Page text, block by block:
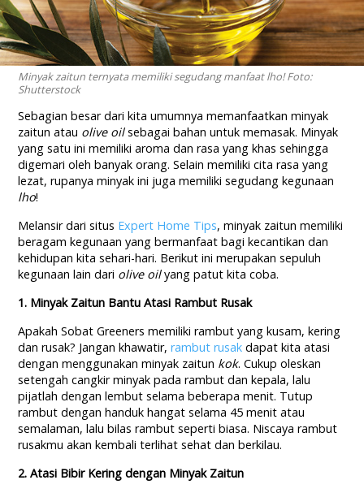
Minyak zaitun ternyata memiliki segudang manfaat lho! Foto:
Shutterstock
Sebagian besar dari kita umumnya memanfaatkan minyak
zaitun atau olive oilsebagai bahan untuk memasak. Minyak
yang satu ini memiliki aroma dan rasa yang khas sehingga
digemari oleh banyak orang. Selain memiliki cita rasa yang
lezat, rupanya minyak ini juga memiliki segudang kegunaan
lho!
Melansir dari situs Expert Home Tips, minyak zaitun memiliki
beragam kegunaan yang bermanfaat bagi kecantikan dan
kehidupan kita sehari-hari. Berikut ini merupakan sepuluh
kegunaan lain dari olive oilyang patut kita coba.
1. Minyak Zaitun Bantu Atasi Rambut Rusak
Apakah Sobat Greeners memiliki rambut yang kusam, kering
dan rusak? Jangan khawatir,rambut rusak dapat kita atasi
dengan menggunakan minyak zaitun kok. Cukup oleskan
setengah cangkir minyak pada rambut dan kepala, lalu
pijatlah dengan lembut selama beberapa menit. Tutup
rambut dengan handuk hangat selama 45 menit atau
semalaman, lalu bilas rambut seperti biasa. Niscaya rambut
rusakmu akan kembali terlihat sehat dan berkilau.
2. Atasi Bibir Kering dengan Minyak Zaitun